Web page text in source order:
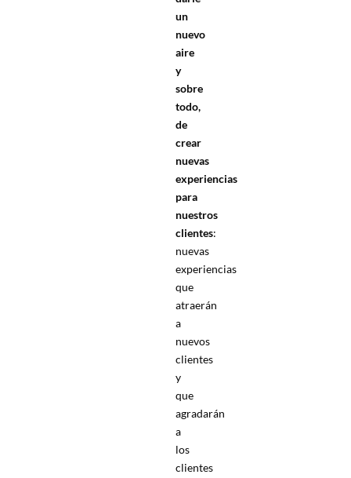
un
nuevo
aire
y
sobre
todo,
de
crear
nuevas
experiencias
para
nuestros
clientes:
nuevas
experiencias
que
atraerán
a
nuevos
clientes
y
que
agradarán
a
los
clientes